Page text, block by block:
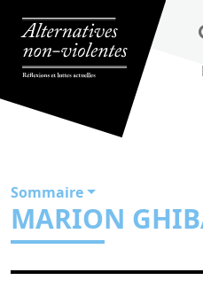
Sommaire
MARION